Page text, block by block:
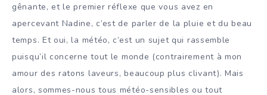
gênante, et le premier réflexe que vous avez en
apercevant Nadine, c’est de parler de la pluie et du beau
temps. Et oui, la météo, c’est un sujet qui rassemble
puisqu’il concerne tout le monde (contrairement à mon
amour des ratons laveurs, beaucoup plus clivant). Mais
alors, sommes-nous tous météo-sensibles ou tout